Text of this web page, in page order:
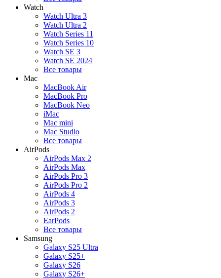
Watch
Watch Ultra 3
Watch Ultra 2
Watch Series 11
Watch Series 10
Watch SE 3
Watch SE 2024
Все товары
Mac
MacBook Air
MacBook Pro
MacBook Neo
iMac
Mac mini
Mac Studio
Все товары
AirPods
AirPods Max 2
AirPods Max
AirPods Pro 3
AirPods Pro 2
AirPods 4
AirPods 3
AirPods 2
EarPods
Все товары
Samsung
Galaxy S25 Ultra
Galaxy S25+
Galaxy S26
Galaxy S26+